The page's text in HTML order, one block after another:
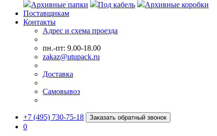
Архивные папки
Под кабель
Архивные коробки
Поставщикам
Контакты
Адрес и схема проезда
пн.-пт: 9.00-18.00
zakaz@utupack.ru
Доставка
Самовывоз
+7 (495) 730-75-18 Заказать обратный звонок
0